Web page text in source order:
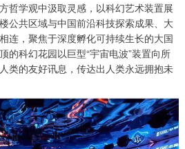
哲学观中汲取灵感，以科幻艺术装置展
公共区域与中国前沿科技探索成果、大
连，聚焦于深度孵化可持续生长的大国
的科幻花园以巨型“宇宙电波”装置向所
类的友好讯息，传达出人类永远拥抱未